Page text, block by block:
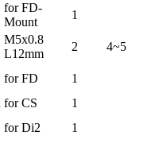
for FD-
Mount
1
M5x0.8
L12mm
2 4~5
for FD
1
for CS
1
for Di2 1